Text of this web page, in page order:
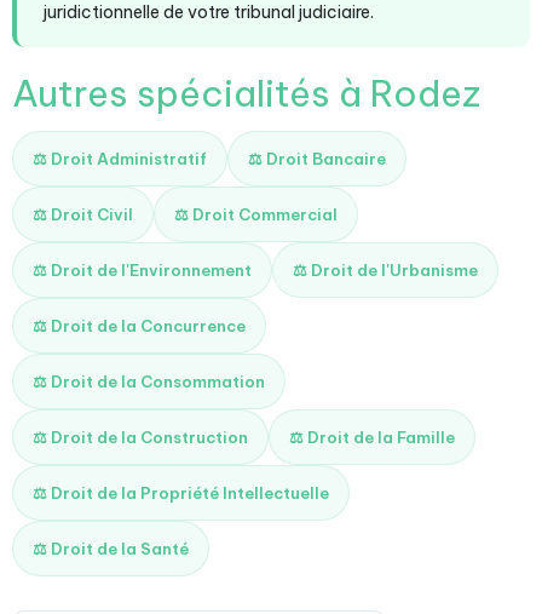
juridictionnelle de votre tribunal judiciaire.
Autres spécialités à Rodez
⚖️ Droit Administratif ⚖️ Droit Bancaire
⚖️ Droit Civil ⚖️ Droit Commercial
⚖️ Droit de l'Environnement ⚖️ Droit de l'Urbanisme
⚖️ Droit de la Concurrence
⚖️ Droit de la Consommation
⚖️ Droit de la Construction ⚖️ Droit de la Famille
⚖️ Droit de la Propriété Intellectuelle
⚖️ Droit de la Santé